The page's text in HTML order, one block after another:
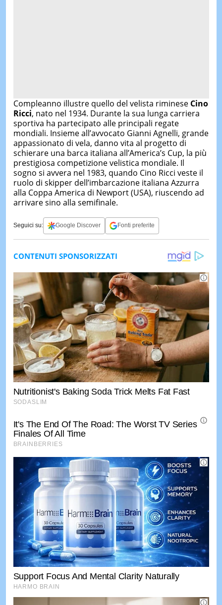
Compleanno illustre quello del velista riminese Cino
Ricci, nato nel 1934. Durante la sua lunga carriera
sportiva ha partecipato alle principali regate
mondiali. Insieme all’avvocato Gianni Agnelli, grande
appassionato di vela, danno vita al progetto di
schierare una barca italiana all’America’s Cup, la più
prestigiosa competizione velistica mondiale. Il
sogno si avvera nel 1983, quando Cino Ricci veste il
ruolo di skipper dell’imbarcazione italiana Azzurra
alla Coppa America di Newport (USA), riuscendo ad
arrivare sino alla semifinale.
Seguici su: Google Discover Fonti preferite